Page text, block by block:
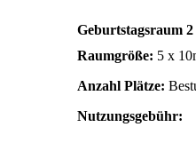
Geburtstagsraum
Raumgröße: 5 x
Anzahl Plätze:
Nutzungsgebühr: